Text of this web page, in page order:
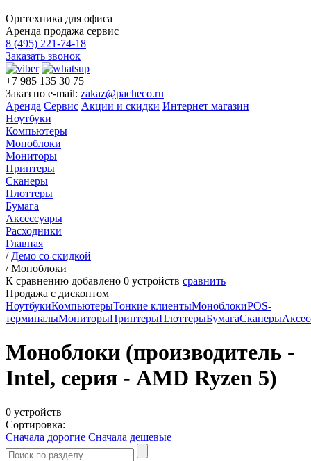
Оргтехника для офиса
Аренда продажа сервис
8 (495) 221-74-18
Заказать звонок
+7 985 135 30 75
Заказ по e-mail: zakaz@pacheco.ru
Аренда Сервис Акции и скидки Интернет магазин
Ноутбуки
Компьютеры
Моноблоки
Мониторы
Принтеры
Сканеры
Плоттеры
Бумага
Аксессуары
Расходники
Главная
/ Демо со скидкой
/Моноблоки
К сравнению добавлено 0 устройств сравнить
Продажа с дисконтом
НоутбукиКомпьютерыТонкие клиентыМоноблокиPOS-
терминалыМониторыПринтерыПлоттерыБумагаСканеры
Моноблоки (производитель -
Intel, серия - AMD Ryzen 5)
0 устройств
Сортировка:
Сначала дорогие Сначала дешевые